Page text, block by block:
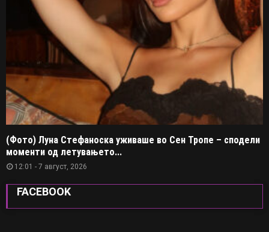
(Фото) Луна Стефаноска уживаше во Сен Тропе – сподели
моменти од летувањето...
12:01 - 7 август, 2026
FACEBOOK